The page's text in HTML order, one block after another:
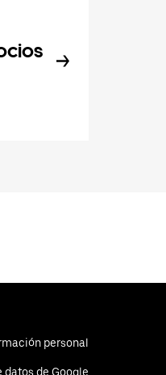
personal
datos de Google